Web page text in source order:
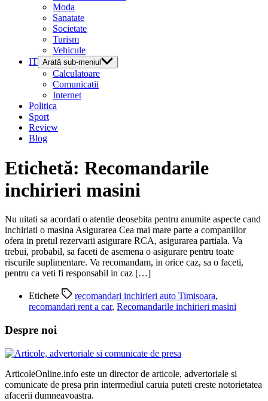
Moda
Sanatate
Societate
Turism
Vehicule
IT Arată sub-meniul
Calculatoare
Comunicatii
Internet
Politica
Sport
Review
Blog
Etichetă: Recomandarile
inchirieri masini
Nu uitati sa acordati o atentie deosebita pentru anumite aspecte cand
inchiriati o masina Asigurarea Cea mai mare parte a companiilor
ofera in pretul rezervarii asigurare RCA, asigurarea partiala. Va
trebui, probabil, sa faceti de asemena o asigurare pentru toate
riscurile suplimentare. Va recomandam, in orice caz, sa o faceti,
pentru ca veti fi responsabil in caz […]
Etichete recomandari inchirieri auto Timisoara,
recomandari rent a car, Recomandarile inchirieri masini
Despre noi
ArticoleOnline.info este un director de articole, advertoriale si
comunicate de presa prin intermediul caruia puteti creste notorietatea
afacerii dumneavoastra.